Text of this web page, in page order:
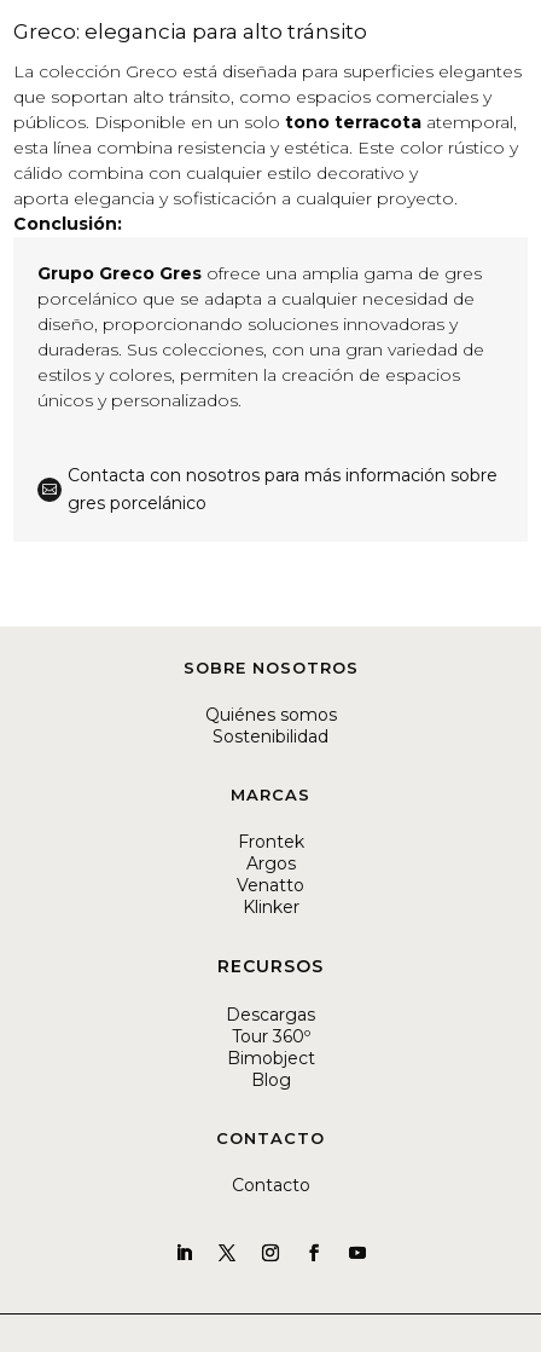
Greco: elegancia para alto tránsito
La colección Greco está diseñada para superficies elegantes
que soportan alto tránsito, como espacios comerciales y
públicos. Disponible en un solotono terracota atemporal,
esta línea combina resistencia y estética. Este color rústico y
cálido combina con cualquier estilo decorativo y
aporta elegancia y sofisticación a cualquier proyecto.
Conclusión:
Grupo Greco Gres ofrece una amplia gama de gres
porcelánico que se adapta a cualquier necesidad de
diseño, proporcionando soluciones innovadoras y
duraderas. Sus colecciones, con una gran variedad de
estilos y colores, permiten la creación de espacios
únicos y personalizados.

Contacta con nosotros para más información sobre
gres porcelánico
SOBRE NOSOTROS
Quiénes somos
Sostenibilidad
MARCAS
Frontek
Argos
Venatto
Klinker
RECURSOS
Descargas
Tour 360º
Bimobject
Blog
CONTACTO
Contacto